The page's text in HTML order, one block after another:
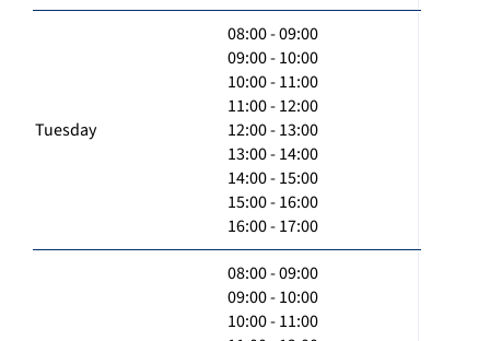
Tuesday
08:00 - 09:00
09:00 - 10:00
10:00 - 11:00
11:00 - 12:00
12:00 - 13:00
13:00 - 14:00
14:00 - 15:00
15:00 - 16:00
16:00 - 17:00
08:00 - 09:00
09:00 - 10:00
10:00 - 11:00